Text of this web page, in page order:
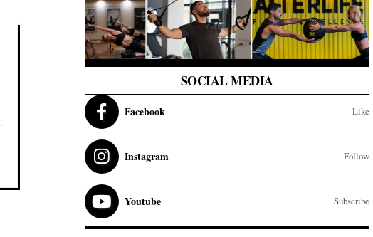
SOCIAL MEDIA
Facebook Like
Instagram Follow
Youtube Subscribe